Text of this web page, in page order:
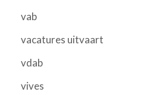
vab
vacatures uitvaart
vdab
vives